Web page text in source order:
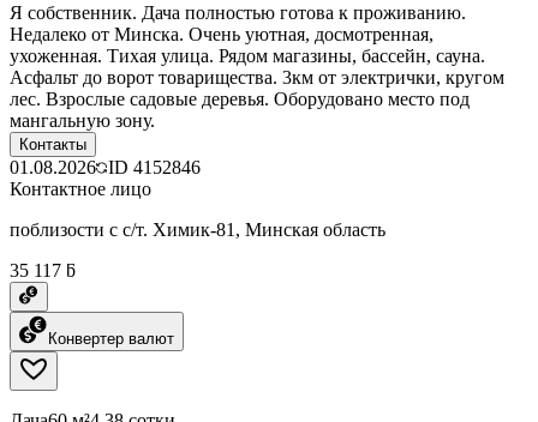
Я собственник. Дача полностью готова к проживанию.
Недалеко от Минска. Очень уютная, досмотренная,
ухоженная. Тихая улица. Рядом магазины, бассейн, сауна.
Асфальт до ворот товарищества. 3км от электрички, кругом
лес. Взрослые садовые деревья. Оборудовано место под
мангальную зону.
Контакты
01.08.2026 ID 4152846
Контактное лицо
поблизости с с/т. Химик-81, Минская область
35 117 ƃ
Конвертер валют